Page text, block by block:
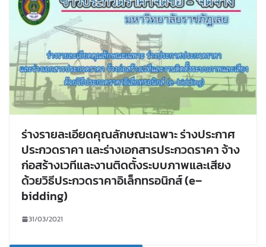
ร่างรายละเอียดคุณลักษณะเฉพาะ ร่างประกาศ
ประกวดราคา และร่างเอกสารประกวดราคา จ้าง
ก่อสร้างเวทีและงานติดตั้งระบบภาพและเสียง
ด้วยวิธีประกวดราคาอิเล็กทรอนิกส์ (e–
bidding)
31/03/2021